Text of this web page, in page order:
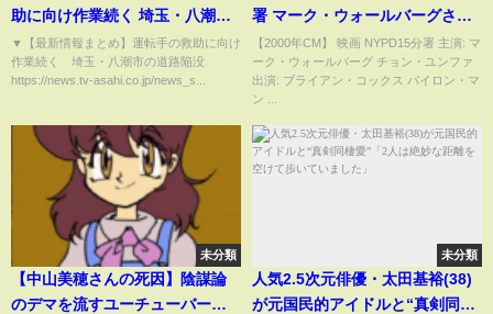
助に向け作業続く 埼玉・八潮市
の道路陥没 現地最新映像
【LIVE】(2025年2月8日) ANN/
テレ朝
▼【最新情報まとめ】運転手の救助に向け
作業続く 埼玉・八潮市の道路陥没
https://news.tv-asahi.co.jp/news_s...
署 マーク・ウォールバーグさん
チョン・ユンファさん
【2000年CM】 映画 NYPD15分署 主演: マ
ーク・ウォールバーグ チョン・ユンファ
出演: ブライアン・コックス バイロン・マ
ン ...
未分類
【中山美穂さんの死因】陰謀論
のデマを流すユーチューバーを
未分類
人気2.5次元俳優・太田基裕(38)
が元国民的アイドルと“真剣同棲